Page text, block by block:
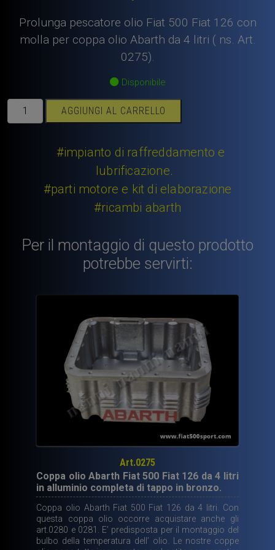
Prolunga pescatore olio Fiat 500 Fiat 126 con
molla per coppa olio Abarth da 4 litri ( ns. Art.
0275).
Disponibile
Prolunga
pescatore
coppa
AGGIUNGI AL CARRELLO
#impianto di raffreddamento e
lubrificazione.
#parti motore e kit di elaborazione
#ricambi abarth
Per il montaggio di questo prodotto
potrebbe servirti:
Art.0275
Coppa olio Abarth Fiat 500 Fiat 126 da 4 litri
in alluminio completa di tappo in bronzo.
Coppa olio Abarth Fiat 500 Fiat 126 da 4 litri. Con
questa coppa olio occorre acquistare anche gli
art.0280 e 0281. E’ predisposta per il montaggio del
bulbo della temperatura dell’ olio. Le nostre coppe